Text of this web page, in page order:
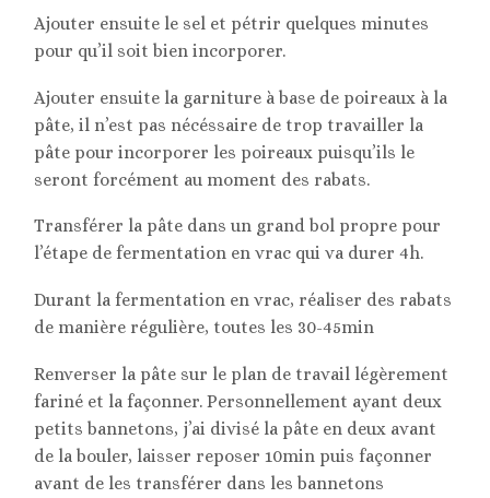
Ajouter ensuite le sel et pétrir quelques minutes
pour qu’il soit bien incorporer.
Ajouter ensuite la garniture à base de poireaux à la
pâte, il n’est pas nécéssaire de trop travailler la
pâte pour incorporer les poireaux puisqu’ils le
seront forcément au moment des rabats.
Transférer la pâte dans un grand bol propre pour
l’étape de fermentation en vrac qui va durer 4h.
Durant la fermentation en vrac, réaliser des rabats
de manière régulière, toutes les 30-45min
Renverser la pâte sur le plan de travail légèrement
fariné et la façonner. Personnellement ayant deux
petits bannetons, j’ai divisé la pâte en deux avant
de la bouler, laisser reposer 10min puis façonner
avant de les transférer dans les bannetons